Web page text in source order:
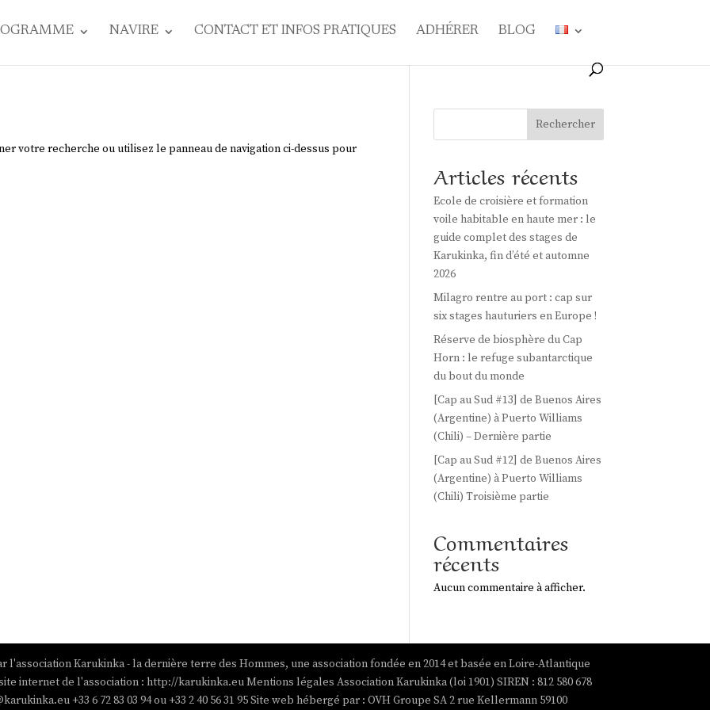
NAVIRE CONTACT ET INFOS PRATIQUES ADHÉRER BLOG
votre recherche ou utilisez le panneau de navigation ci-dessus pour
Rechercher
Articles récents
Ecole de croisière et formation
voile habitable en haute mer : le
guide complet des stages de
Karukinka, fin d’été et automne
2026
Milagro rentre au port : cap sur
six stages hauturiers en Europe !
Réserve de biosphère du Cap
Horn : le refuge subantarctique
du bout du monde
[Cap au Sud #13] de Buenos Aires
(Argentine) à Puerto Williams
(Chili) – Dernière partie
[Cap au Sud #12] de Buenos Aires
(Argentine) à Puerto Williams
(Chili) Troisième partie
Commentaires
récents
Aucun commentaire à afficher.
Karukinka - la dernière terre des Hommes, une association fondée en 2014 et basée en Loire-Atlantique
internet de l'association : http://karukinka.eu Mentions légales Association Karukinka (loi 1901) SIREN : 812 580 678
+33 6 72 83 03 94 ou +33 2 40 56 31 95 Site web hébergé par : OVH Groupe SA 2 rue Kellermann 59100